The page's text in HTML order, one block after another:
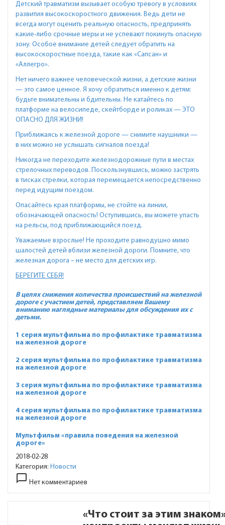
Детский травматизм вызывает особую тревогу в условиях
развития высокоскоростного движения. Ведь дети не
всегда могут оценить реальную опасность, предпринять
какие-либо срочные меры и не успевают покинуть опасную
зону. Особое внимание детей следует обратить на
высокоскоростные поезда, такие как «Сапсан» и
«Аллегро».
Нет ничего важнее человеческой жизни, а детские жизни
— это самое ценное. Я хочу обратиться именно к детям:
будьте внимательны и бдительны. Не катайтесь по
платформе на велосипеде, скейтборде и роликах — ЭТО
ОПАСНО ДЛЯ ЖИЗНИ!
Приближаясь к железной дороге — снимите наушники —
в них можно не услышать сигналов поезда!
Никогда не переходите железнодорожные пути в местах
стрелочных переводов. Поскользнувшись, можно застрять
в тисках стрелки, которая перемещается непосредственно
перед идущим поездом.
Опасайтесь края платформы, не стойте на линии,
обозначающей опасность! Оступившись, вы можете упасть
на рельсы, под приближающийся поезд.
Уважаемые взрослые! Не проходите равнодушно мимо
шалостей детей вблизи железной дороги. Помните, что
железная дорога – не место для детских игр.
БЕРЕГИТЕ СЕБЯ!
В целях снижения количества происшествий на железной
дороге с участием детей, представляем Вашему
вниманию наглядные материалы для обсуждения их с
детьми.
1 серия мультфильма по профилактике травматизма
на железной дороге
2 серия мультфильма по профилактике травматизма
на железной дороге
3 серия мультфильма по профилактике травматизма
на железной дороге
4 серия мультфильма по профилактике травматизма
на железной дороге
Мультфильм «правила поведения на железной
дороге»
2018-02-28
Категория: Новости
chat_bubble_outline Нет комментариев
«Что стоит за этим